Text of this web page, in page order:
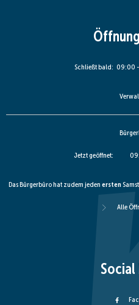
Klicken, um weitere
Schließt bald: 09:00 -
Klicken, um weitere
Jetzt geöffnet:
Das Bürgerbüro hat zudem jeden ersten
Alle
Social